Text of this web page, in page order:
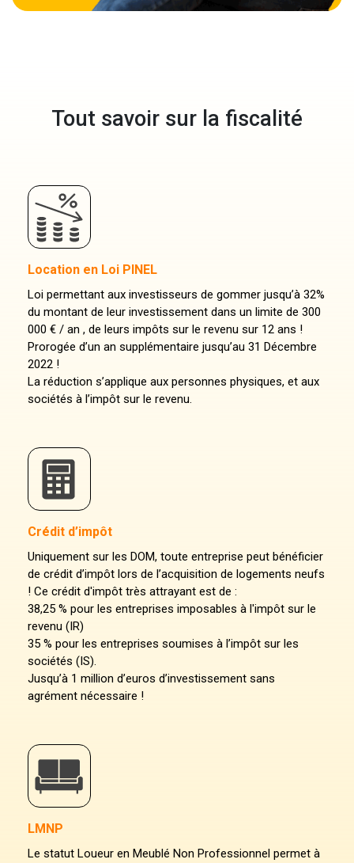
Tout savoir sur la fiscalité
Location en Loi PINEL
Loi permettant aux investisseurs de gommer jusqu’à 32%
du montant de leur investissement dans un limite de 300
000 € / an , de leurs impôts sur le revenu sur 12 ans !
Prorogée d’un an supplémentaire jusqu’au 31 Décembre
2022 !
La réduction s’applique aux personnes physiques, et aux
sociétés à l’impôt sur le revenu.
Crédit d’impôt
Uniquement sur les DOM, toute entreprise peut bénéficier
de crédit d’impôt lors de l’acquisition de logements neufs
! Ce crédit d'impôt très attrayant est de :
38,25 % pour les entreprises imposables à l'impôt sur le
revenu (IR)
35 % pour les entreprises soumises à l’impôt sur les
sociétés (IS).
Jusqu’à 1 million d’euros d’investissement sans
agrément nécessaire !
LMNP
Le statut Loueur en Meublé Non Professionnel permet à